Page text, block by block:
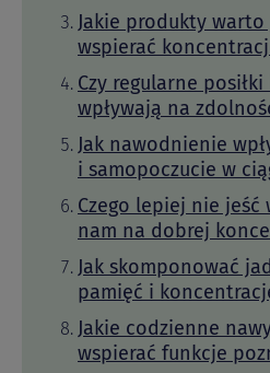
Jakie produkty
wspierać
Czy regularne
wpływają na
Jak nawodnienie
i samopoczucie w
Czego lepiej nie jeść
nam na dobrej
Jak skomponować
pamięć i
Jakie codzienne
wspierać funkcje